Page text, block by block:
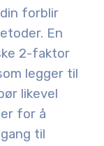
forblir
En
2-faktor
legger til
likevel
for å
til